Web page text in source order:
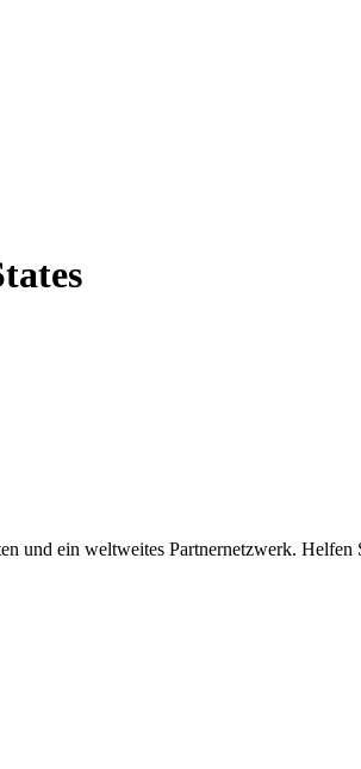
und ein weltweites Partnernetzwerk.